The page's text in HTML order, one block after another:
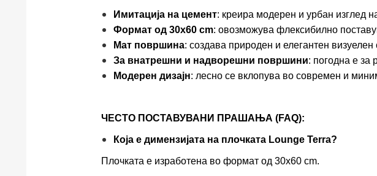
Имитација на цемент: креира модерен и урбан изглед
Формат од 30x60 cm: овозможува флексибилно
Мат површина: создава природен и елегантен визуелен
За внатрешни и надворешни површини: погодна е за
Модерен дизајн: лесно се вклопува во современ и
ЧЕСТО ПОСТАВУВАНИ ПРАШАЊА (FAQ):
Која е димензијата на плочката Lounge Terra?
Плочката е изработена во формат од 30x60 cm.